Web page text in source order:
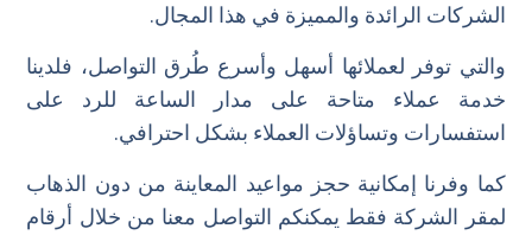
الشركات الرائدة والمميزة في هذا المجال.
والتي توفر لعملائها أسهل وأسرع طُرق التواصل، فلدينا
خدمة عملاء متاحة على مدار الساعة للرد على
استفسارات وتساؤلات العملاء بشكل احترافي.
كما وفرنا إمكانية حجز مواعيد المعاينة من دون الذهاب
لمقر الشركة فقط يمكنكم التواصل معنا من خلال أرقام